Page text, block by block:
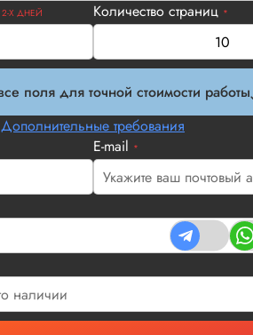
Х ДНЕЙ Количество страниц *
поля для точной стоимости работы
Дополнительные требования
E-mail *